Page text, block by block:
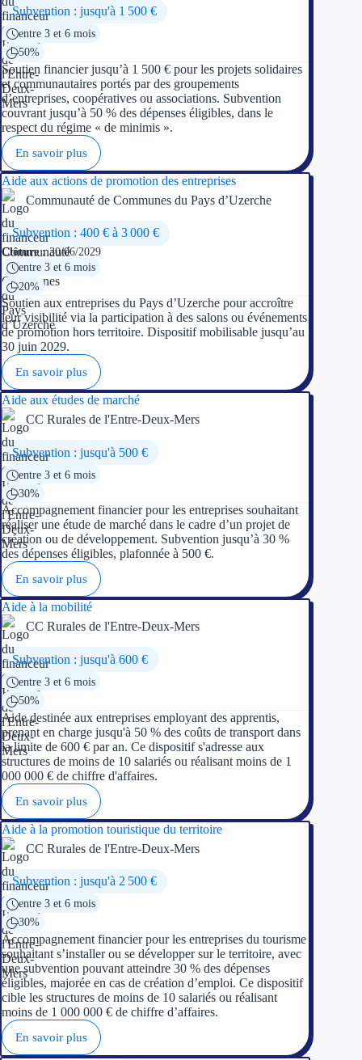
Subvention : jusqu'à 1 500 €
entre 3 et 6 mois
50%
Soutien financier jusqu’à 1 500 € pour les projets solidaires
et communautaires portés par des groupements
d’entreprises, coopératives ou associations. Subvention
couvrant jusqu’à 50 % des dépenses éligibles, dans le
respect du régime « de minimis ».
En savoir plus
Aide aux actions de promotion des entreprises
Communauté de Communes du Pays d’Uzerche
Subvention : 400 € à 3 000 €
Clôture :30/06/2029
entre 3 et 6 mois
20%
Soutien aux entreprises du Pays d’Uzerche pour accroître
leur visibilité via la participation à des salons ou événements
de promotion hors territoire. Dispositif mobilisable jusqu’au
30 juin 2029.
En savoir plus
Aide aux études de marché
CC Rurales de l'Entre-Deux-Mers
Subvention : jusqu'à 500 €
entre 3 et 6 mois
30%
Accompagnement financier pour les entreprises souhaitant
réaliser une étude de marché dans le cadre d’un projet de
création ou de développement. Subvention jusqu’à 30 %
des dépenses éligibles, plafonnée à 500 €.
En savoir plus
Aide à la mobilité
CC Rurales de l'Entre-Deux-Mers
Subvention : jusqu'à 600 €
entre 3 et 6 mois
50%
Aide destinée aux entreprises employant des apprentis,
prenant en charge jusqu'à 50 % des coûts de transport dans
la limite de 600 € par an. Ce dispositif s'adresse aux
structures de moins de 10 salariés ou réalisant moins de 1
000 000 € de chiffre d'affaires.
En savoir plus
Aide à la promotion touristique du territoire
CC Rurales de l'Entre-Deux-Mers
Subvention : jusqu'à 2 500 €
entre 3 et 6 mois
30%
Accompagnement financier pour les entreprises du tourisme
souhaitant s’installer ou se développer sur le territoire, avec
une subvention pouvant atteindre 30 % des dépenses
éligibles, majorée en cas de création d’emploi. Ce dispositif
cible les structures de moins de 10 salariés ou réalisant
moins de 1 000 000 € de chiffre d’affaires.
En savoir plus